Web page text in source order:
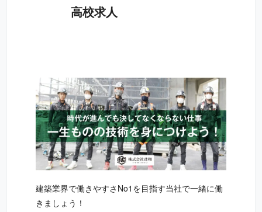
高 校 求 人
建築業界で働きやすさNo1を目指す当社で一緒に働
きま し ょ う ！